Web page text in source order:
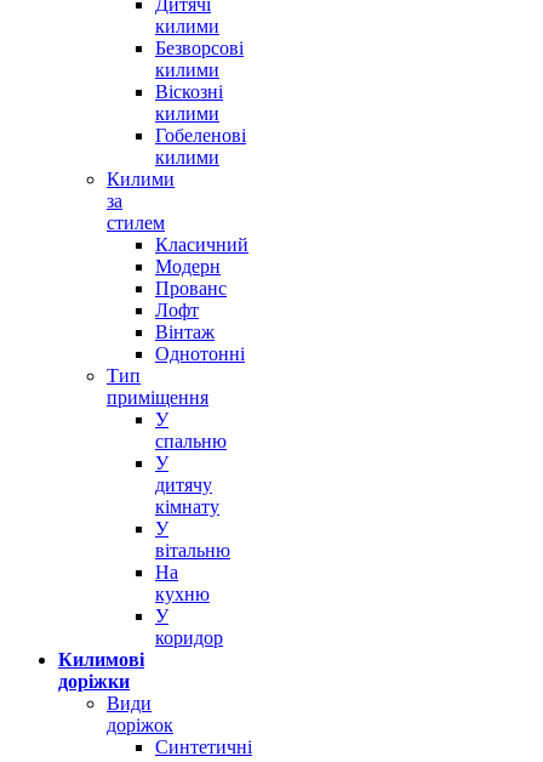
килими
Безворсові
килими
Віскозні
килими
Гобеленові
килими
Килими
за
стилем
Класичний
Модерн
Прованс
Лофт
Вінтаж
Однотонні
Тип
приміщення
У
спальню
У
дитячу
кімнату
У
вітальню
На
кухню
У
коридор
Килимові
доріжки
Види
доріжок
Синтетичні